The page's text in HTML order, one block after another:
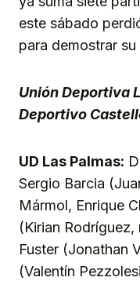
este sábado
para demostrar
Unión Deportiva
Deportivo
UD Las Palmas:
Sergio Barcia
Mármol, Enrique
(Kirian
Fuster (Jonathan
(Valentín